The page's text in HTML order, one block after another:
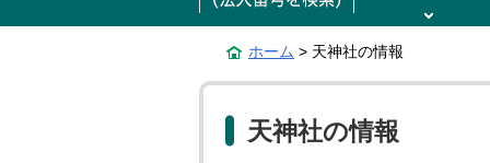
ホーム > 天神社の情報
天神社の情報